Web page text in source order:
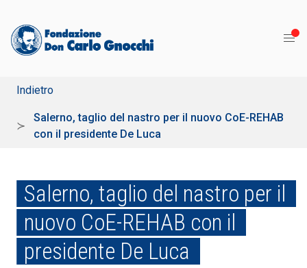
Indietro
Salerno, taglio del nastro per il nuovo CoE-REHAB
con il presidente De Luca
Salerno, taglio del nastro per il
nuovo CoE-REHAB con il
presidente De Luca